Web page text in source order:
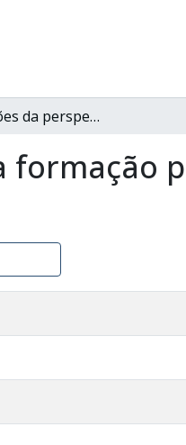
Contribuições da perspectiva CTS para formação profissional em um cursosuperior de química.
formação